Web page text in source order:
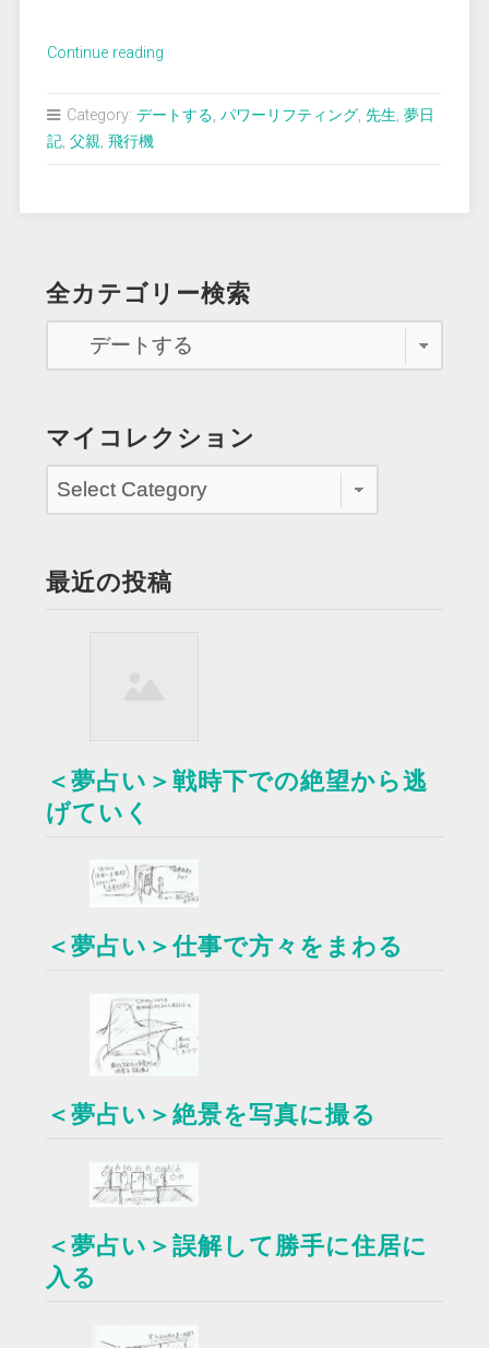
Continue reading“＜
友
デ
ト
に
の
時
間
ご
Category: デートする, パワーリフティング, 先生, 夢日
記, 父親, 飛行機
全カテゴリー検索
マイコレクション
最近の投稿
＜夢占い＞戦時下での絶望から逃
げていく
＜夢占い＞仕事で方々をまわる
＜夢占い＞絶景を写真に撮る
＜夢占い＞誤解して勝手に住居に
入る